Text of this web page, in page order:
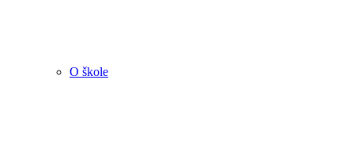
O škole